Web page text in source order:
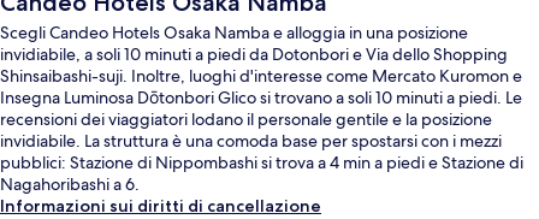
Scegli Candeo Hotels Osaka Namba e alloggia in una posizione
invidiabile, a soli 10 minuti a piedi da Dotonbori e Via dello Shopping
Shinsaibashi-suji. Inoltre, luoghi d'interesse come Mercato Kuromon e
Insegna Luminosa Dōtonbori Glico si trovano a soli 10 minuti a piedi. Le
recensioni dei viaggiatori lodano il personale gentile e la posizione
invidiabile. La struttura è una comoda base per spostarsi con i mezzi
pubblici: Stazione di Nippombashi si trova a 4 min a piedi e Stazione di
Nagahoribashi a 6.
Informazioni sui diritti di cancellazione